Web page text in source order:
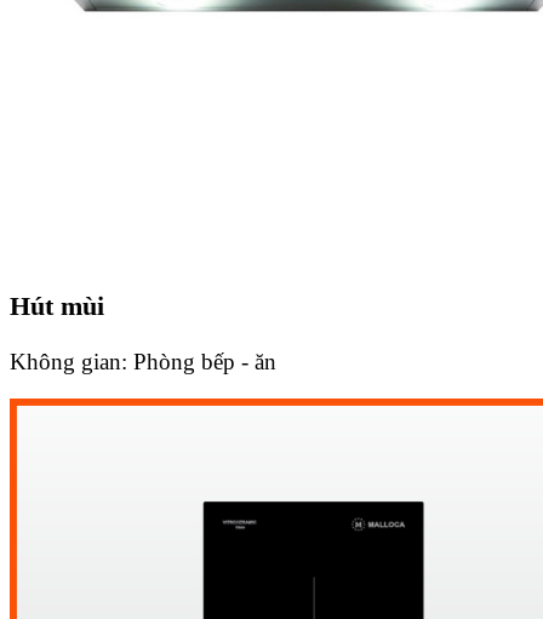
Hút mùi
Không gian: Phòng bếp - ăn